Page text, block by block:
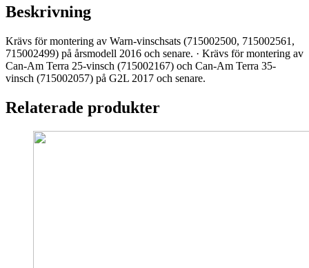
Beskrivning
Krävs för montering av Warn-vinschsats (715002500, 715002561,
715002499) på årsmodell 2016 och senare. · Krävs för montering av
Can-Am Terra 25-vinsch (715002167) och Can-Am Terra 35-
vinsch (715002057) på G2L 2017 och senare.
Relaterade produkter